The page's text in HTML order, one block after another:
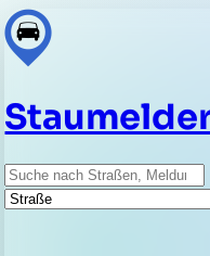
Suche
Straße